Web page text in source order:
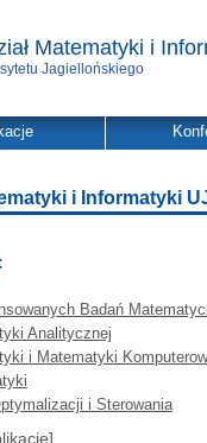
Matematyki i
Jagiellońskiego
i Informatyki
Badań
Analitycznej
i Matematyki
i Sterowania
]